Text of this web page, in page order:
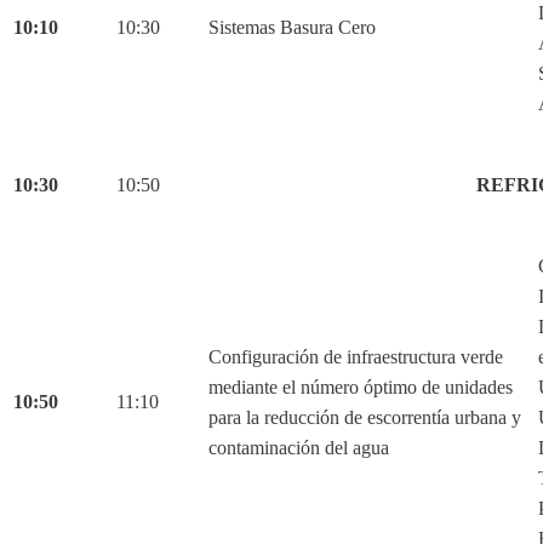
10:10 10:30 Sistemas Basura Cero
10:30 10:50
10:50 11:10
Configuración de infraestructura verde
mediante el número óptimo de unidades
para la reducción de escorrentía urbana y
contaminación del agua